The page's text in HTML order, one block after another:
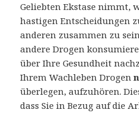
Geliebten Ekstase nimmt,
hastigen Entscheidungen
anderen zusammen zu
andere Drogen
über Ihre Gesundheit
Ihrem Wachleben Drogen
überlegen, aufzuhören.
dass Sie in Bezug auf die